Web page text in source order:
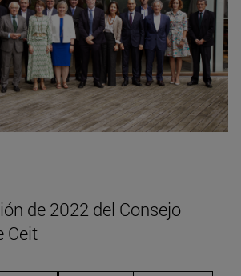
de 2022 del Consejo
Ceit